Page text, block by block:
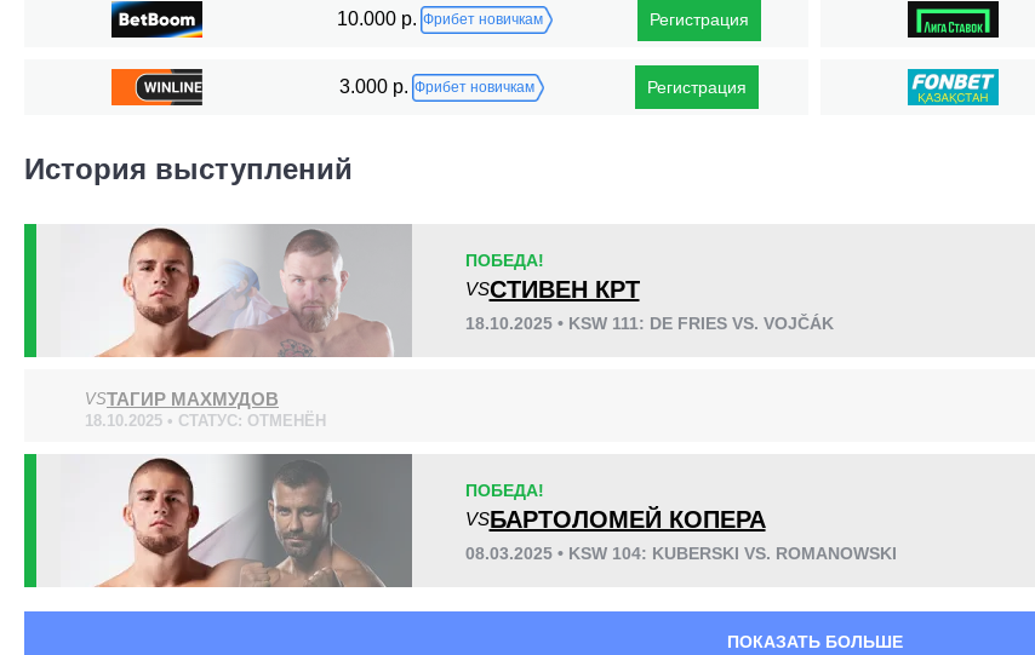
Статистика боев по организациям
Организация
3
CFN
KSW
2
10.000 р. Фрибет новичкам Регистрация
3.000 р. Фрибет новичкам Регистрация
История выступлений
ПОБЕДА!
VSСТИВЕН КРТ
18.10.2025 • KSW 111: DE FRIES VS. VOJČÁK
VSТАГИР МАХМУДОВ
18.10.2025 • СТАТУС: ОТМЕНЁН
ПОБЕДА!
VSБАРТОЛОМЕЙ КОПЕРА
08.03.2025 • KSW 104: KUBERSKI VS. ROMANOWSKI
ПОКАЗАТЬ БОЛЬШЕ